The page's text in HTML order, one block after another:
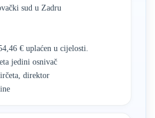
sud u Zadru
€ uplaćen u cijelosti.
jedini osnivač
direktor